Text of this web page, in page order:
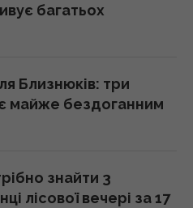
волоських горіхів
на яку суму
багатьох
Близнюків: три
майже бездоганним
знайти 3
лісової вечері за 17